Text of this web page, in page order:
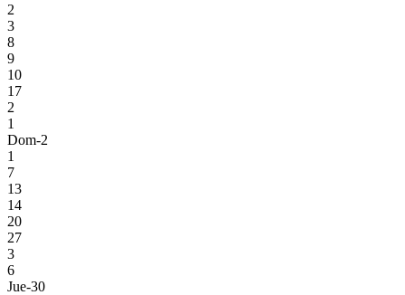
2
3
8
9
10
17
2
1
Dom-2
1
7
13
14
20
27
3
6
Jue-30